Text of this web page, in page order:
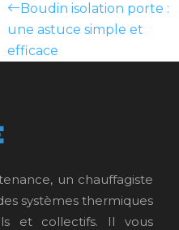
Boudin isolation porte :
une astuce simple et
efficace
un chauffagiste
systèmes thermiques
et collectifs. Il vous